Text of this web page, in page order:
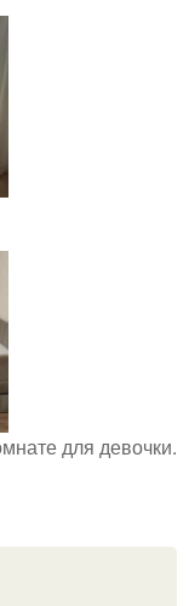
для девочки.